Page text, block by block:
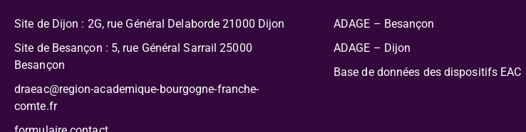
Site de Dijon : 2G, rue Général Delaborde 21000 Dijon
Site de Besançon : 5, rue Général Sarrail 25000
Besançon
draeac@region-academique-bourgogne-franche-
comte.fr
ADAGE – Besançon
ADAGE – Dijon
Base de données des dispositifs EAC